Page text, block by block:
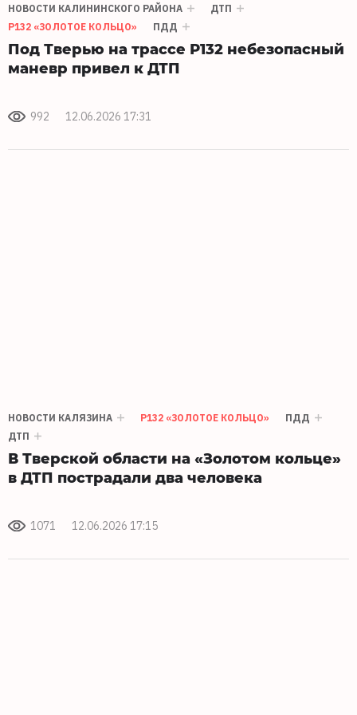
НОВОСТИ КАЛИНИНСКОГО РАЙОНА
ДТП
Р132 «ЗОЛОТОЕ КОЛЬЦО»
ПДД
Под Тверью на трассе Р132 небезопасный
маневр привел к ДТП
992 12.06.2026 17:31
НОВОСТИ КАЛЯЗИНА Р132 «ЗОЛОТОЕ КОЛЬЦО»
ПДД
ДТП
В Тверской области на «Золотом кольце»
в ДТП пострадали два человека
1071 12.06.2026 17:15